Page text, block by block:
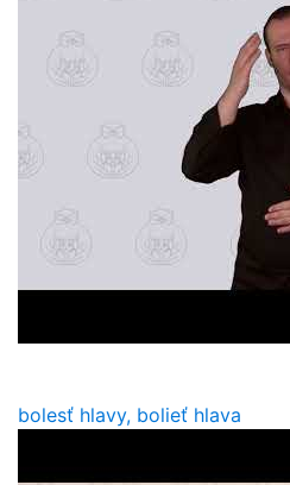
bolesť hlavy, bolieť hlava